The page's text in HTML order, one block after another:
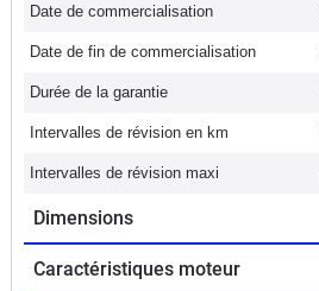
Date de commercialisation
Date de fin de commercialisation
Durée de la garantie
Intervalles de révision en km
Intervalles de révision maxi
Dimensions
Caractéristiques moteur